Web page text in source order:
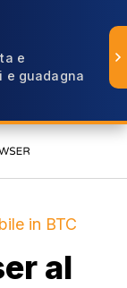
e
e guadagna
in BTC
al